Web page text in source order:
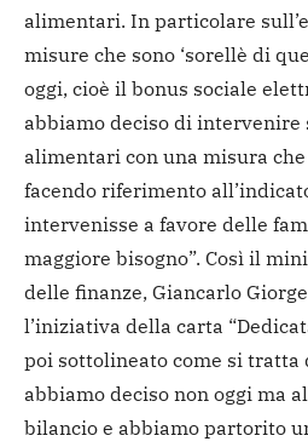
alimentari. In particolare
misure che sono ‘sorellè di
oggi, cioè il bonus sociale
abbiamo deciso di intervenire
alimentari con una misura
facendo riferimento
intervenisse a favore delle
maggiore bisogno”. Così il
delle finanze, Giancarlo
l’iniziativa della carta
poi sottolineato come si tratta
abbiamo deciso non oggi ma
bilancio e abbiamo partorito